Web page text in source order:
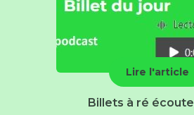
Lire l'article
Billets à ré